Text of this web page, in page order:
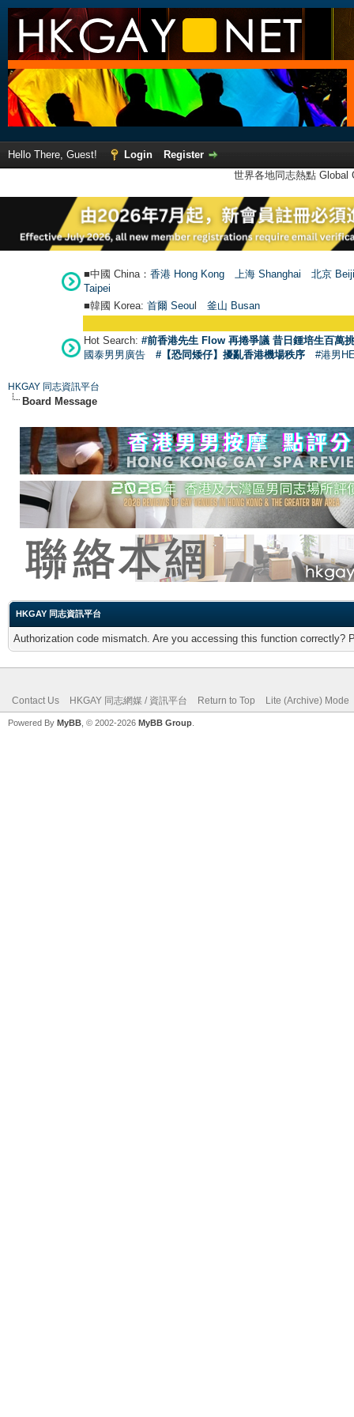
Hello There, Guest! Login
Register
世界各地同志熱點
■中國 China： 香港 Hong Kong 上海 Shanghai
北京
Taipei
■韓國 Korea: 首爾 Seoul 釜山 Busan
Hot Search: #前香港先生 Flow 再捲爭議 昔日鍾培生百萬
國泰男男廣告
#【恐同矮仔】擾亂香港機場秩序 #港男
HKGAY 同志資訊平台
Board Message
HKGAY 同志資訊平台
Authorization code mismatch. Are you accessing this function correctly?
Contact Us HKGAY 同志網媒 / 資訊平台 Return to Top Lite (Archive) Mode
Powered By MyBB , © 2002-2026 MyBB Group